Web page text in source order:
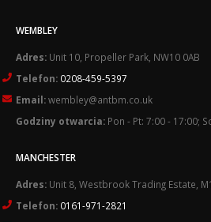
WEMBLEY
Adres: Unit 10, Propeller Park, NW10 0AB
Telefon: 0208-459-5397
Email:wembley@antbm.co.uk
Godziny otwarcia: Pon - Pt: 7:00 - 17:00;
MANCHESTER
Adres: Unit 8, Westbrook Trading Estate,
Telefon: 0161-971-2821